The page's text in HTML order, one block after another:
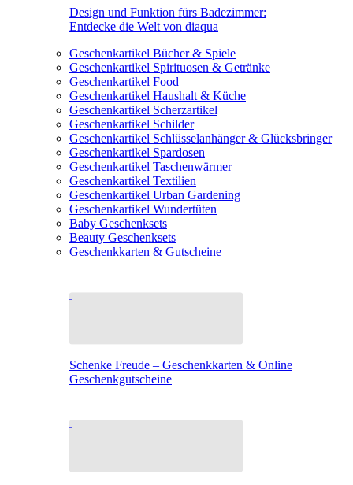
Design und Funktion fürs Badezimmer:
Entdecke die Welt von diaqua
Geschenkartikel Bücher & Spiele
Geschenkartikel Spirituosen & Getränke
Geschenkartikel Food
Geschenkartikel Haushalt & Küche
Geschenkartikel Scherzartikel
Geschenkartikel Schilder
Geschenkartikel Schlüsselanhänger & Glücksbringer
Geschenkartikel Spardosen
Geschenkartikel Taschenwärmer
Geschenkartikel Textilien
Geschenkartikel Urban Gardening
Geschenkartikel Wundertüten
Baby Geschenksets
Beauty Geschenksets
Geschenkkarten & Gutscheine
Schenke Freude – Geschenkkarten & Online
Geschenkgutscheine